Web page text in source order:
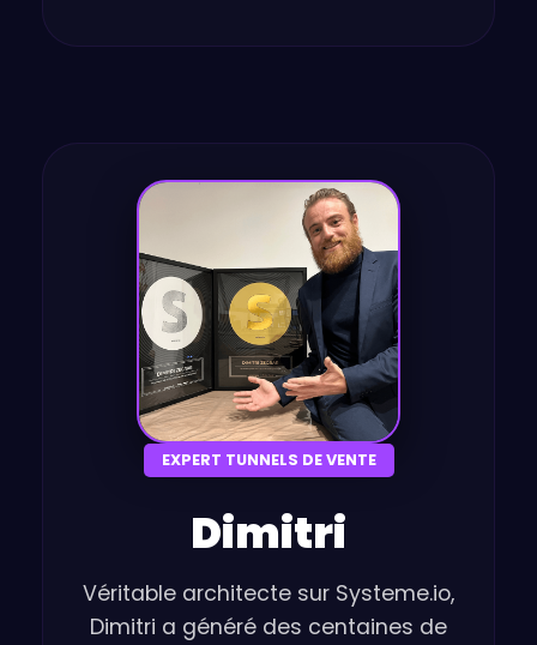
EXPERT TUNNELS DE VENTE
Dimitri
Véritable architecte sur Systeme.io,
Dimitri a généré des centaines de